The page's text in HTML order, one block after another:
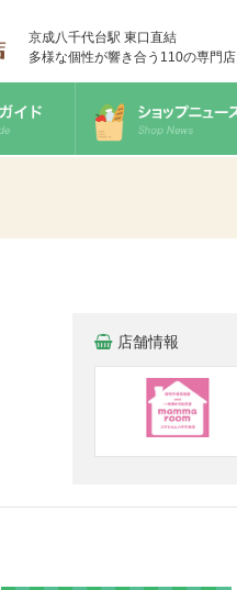
京成八千代台駅 東口直結
多様な個性が響き合う110の専門店
店舗情報